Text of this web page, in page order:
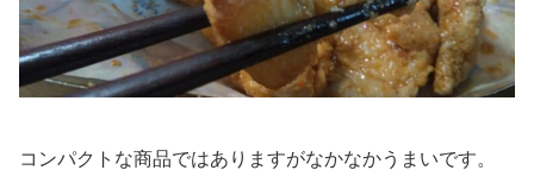
コンパクトな商品ではありますがなかなかうまいです。